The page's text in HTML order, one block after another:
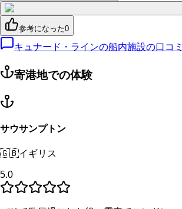
参考になった0
キュナード・ラインの船内施設の口コミ
寄港地での体験
サウサンプトン
🇬🇧イギリス
5.0